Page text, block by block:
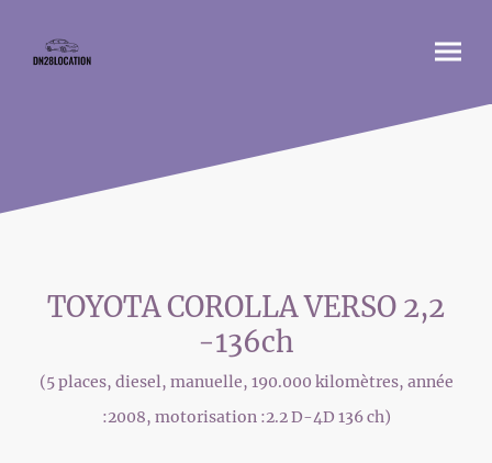
TOYOTA COROLLA VERSO 2,2
-136ch
(5 places, diesel, manuelle, 190.000 kilomètres, année
:2008, motorisation :2.2 D-4D 136 ch)